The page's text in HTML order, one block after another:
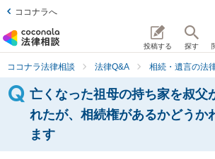
ココナラへ
投稿する 探す
ココナラ法律相談 法律Q&A 相続・遺言の法
亡くなった祖母の持ち家を叔父
れたが、相続権があるかどうか
ます